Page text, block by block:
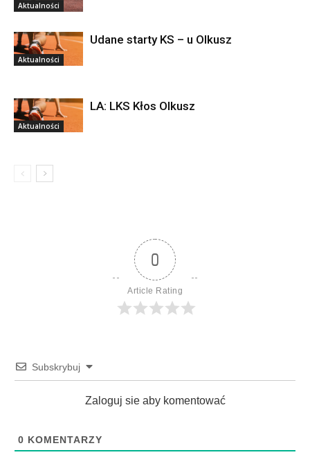
Aktualności
Aktualności
Udane starty KS – u Olkusz
Aktualności
LA: LKS Kłos Olkusz
0
Article Rating
Subskrybuj
Zaloguj sie aby komentować
0 KOMENTARZY